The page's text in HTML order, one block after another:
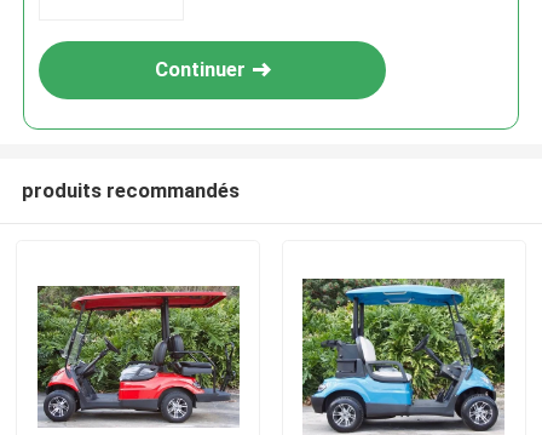
Continuer
produits recommandés